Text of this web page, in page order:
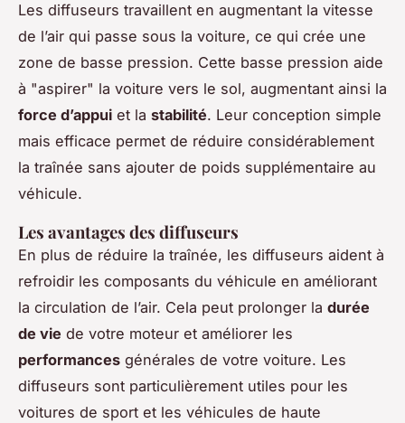
Les diffuseurs travaillent en augmentant la vitesse
de l’air qui passe sous la voiture, ce qui crée une
zone de basse pression. Cette basse pression aide
à "aspirer" la voiture vers le sol, augmentant ainsi la
force d’appui et la stabilité. Leur conception simple
mais efficace permet de réduire considérablement
la traînée sans ajouter de poids supplémentaire au
véhicule.
Les avantages des diffuseurs
En plus de réduire la traînée, les diffuseurs aident à
refroidir les composants du véhicule en améliorant
la circulation de l’air. Cela peut prolonger la durée
de vie de votre moteur et améliorer les
performances générales de votre voiture. Les
diffuseurs sont particulièrement utiles pour les
voitures de sport et les véhicules de haute